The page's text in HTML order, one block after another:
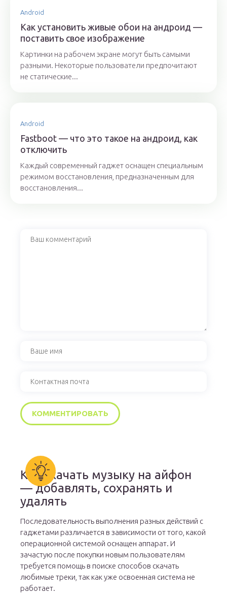
Android
Как установить живые обои на андроид —
поставить свое изображение
Картинки на рабочем экране могут быть самыми
разными. Некоторые пользователи предпочитают
не статические...
Android
Fastboot — что это такое на андроид, как
отключить
Каждый современный гаджет оснащен специальным
режимом восстановления, предназначенным для
восстановления...
Как скачать музыку на айфон
— добавлять, сохранять и
удалять
Последовательность выполнения разных действий с
гаджетами различается в зависимости от того, какой
операционной системой оснащен аппарат. И
зачастую после покупки новым пользователям
требуется помощь в поиске способов скачать
любимые треки, так как уже освоенная система не
работает.